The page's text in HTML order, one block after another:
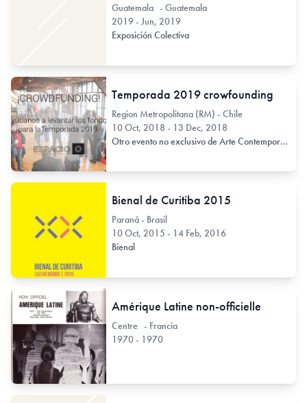
Guatemala - Guatemala
2019 - Jun, 2019
Exposición Colectiva
Temporada 2019 crowfounding
Region Metropolitana (RM) - Chile
10 Oct, 2018 - 13 Dec, 2018
Otro evento no exclusivo de Arte Contemporáneo
Bienal de Curitiba 2015
Paraná - Brasil
10 Oct, 2015 - 14 Feb, 2016
Bienal
Amérique Latine non-officielle
Centre - Francia
1970 - 1970